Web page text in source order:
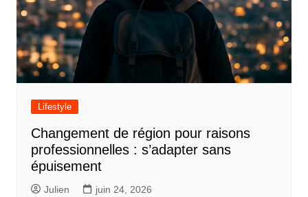
Lifestyle
Changement de région pour raisons
professionnelles : s’adapter sans
épuisement
Julien juin 24, 2026